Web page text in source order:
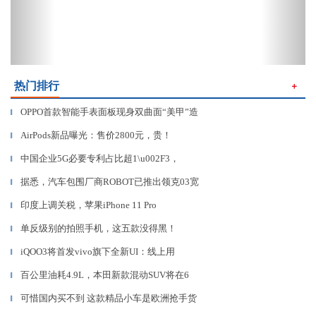
热门排行 ＋
▎ OPPO首款智能手表面板现身双曲面“美甲”造
▎ AirPods新品曝光：售价2800元，贵！
▎ 中国企业5G必要专利占比超1\u002F3，
▎ 据悉，汽车包围厂商ROBOT已推出领克03宽
▎ 印度上调关税，苹果iPhone 11 Pro
▎ 单反级别的拍照手机，这五款没得黑！
▎ iQOO3将首发vivo旗下全新UI：线上用
▎ 百公里油耗4.9L，本田新款混动SUV将在6
▎ 可惜国内买不到 这款精品小车是欧洲抢手货